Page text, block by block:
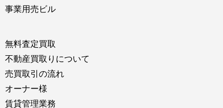
事業用売ビル
無料査定買取
不動産買取りについて
売買取引の流れ
オーナー様
賃貸管理業務